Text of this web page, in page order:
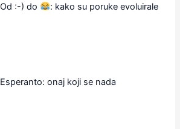
Od :-) do : kako su poruke evoluirale
Esperanto: onaj koji se nada